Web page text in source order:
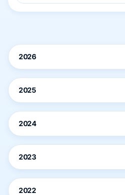
2026
2025
2024
2023
2022